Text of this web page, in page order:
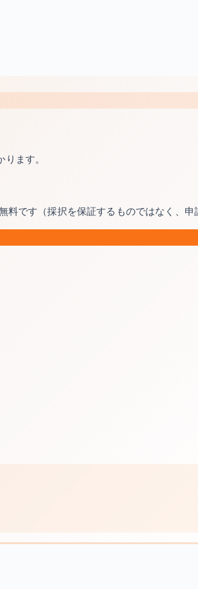
ます。
です（採択を保証するものではなく、申